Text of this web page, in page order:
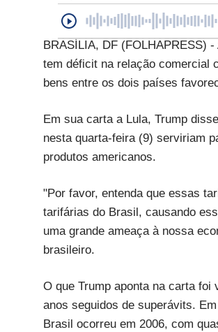
BRASÍLIA, DF (FOLHAPRESS)
tem déficit na relação comercial
bens entre os dois países
Em sua carta a Lula, Trump
nesta quarta-feira (9) serviriam
produtos americanos.
"Por favor, entenda que essas
tarifárias do Brasil, causando
uma grande ameaça à nossa
brasileiro.
O que Trump aponta na carta
anos seguidos de superávits.
Brasil ocorreu em 2006, com